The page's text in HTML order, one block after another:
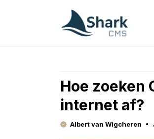
Hoe zoeken
internet af?
Albert van Wigcheren